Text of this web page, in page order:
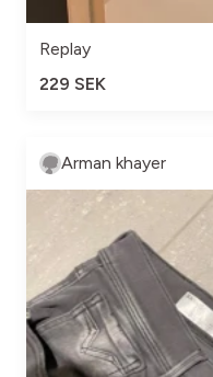
Replay
229 SEK
Arman khayer